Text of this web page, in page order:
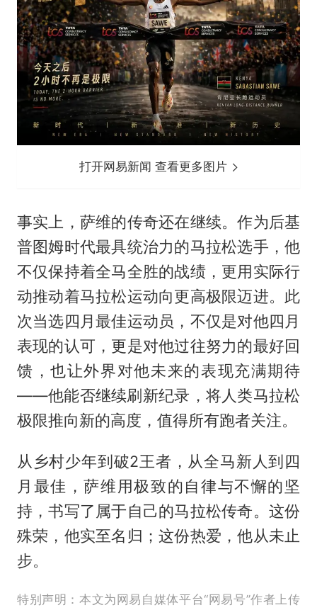
打开网易新闻 查看更多图片
事实上，萨维的传奇还在继续。作为后基
普图姆时代最具统治力的马拉松选手，他
不仅保持着全马全胜的战绩，更用实际行
动推动着马拉松运动向更高极限迈进。此
次当选四月最佳运动员，不仅是对他四月
表现的认可，更是对他过往努力的最好回
馈，也让外界对他未来的表现充满期待
——他能否继续刷新纪录，将人类马拉松
极限推向新的高度，值得所有跑者关注。
从乡村少年到破2王者，从全马新人到四
月最佳，萨维用极致的自律与不懈的坚
持，书写了属于自己的马拉松传奇。这份
殊荣，他实至名归；这份热爱，他从未止
步。
特别声明：本文为网易自媒体平台“网易号”作者上传